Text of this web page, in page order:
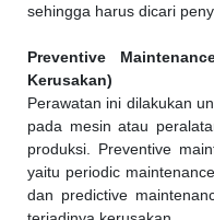
sehingga harus dicari
Preventive
Kerusakan)
Perawatan ini dilakukan
pada mesin atau
produksi. Preventive
yaitu periodic
dan predictive